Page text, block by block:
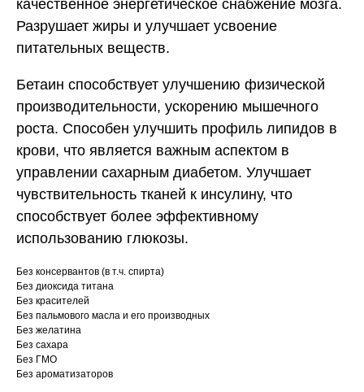
качественное энергетическое снабжение мозга.
Разрушает жиры и улучшает усвоение
питательных веществ.
Бетаин способствует улучшению физической
производительности, ускорению мышечного
роста. Способен улучшить профиль липидов в
крови, что является важным аспектом в
управлении сахарным диабетом. Улучшает
чувствительность тканей к инсулину, что
способствует более эффективному
использованию глюкозы.
Без консервантов (в т.ч. спирта)
Без диоксида титана
Без красителей
Без пальмового масла и его производных
Без желатина
Без сахара
Без ГМО
Без ароматизаторов